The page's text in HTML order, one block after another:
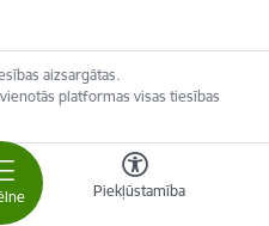
Piekļūstamība
aizsargātas.
platformas visas tiesības